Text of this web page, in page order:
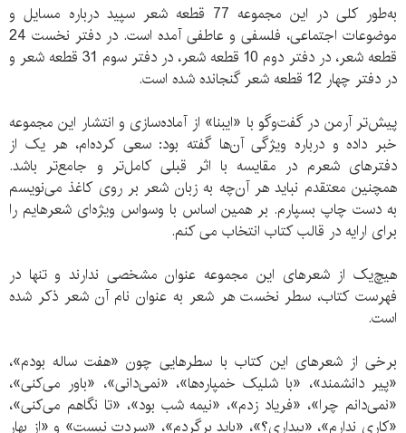
به‌طور کلی در این مجموعه 77 قطعه شعر سپید درباره مسایل و
موضوعات اجتماعی، فلسفی و عاطفی آمده است. در دفتر نخست 24
قطعه شعر، در دفتر دوم 10 قطعه شعر، در دفتر سوم 31 قطعه شعر و
در دفتر چهار 12 قطعه شعر گنجانده شده است.
پیش‌تر آرمن در گفت‌و‌گو با «ایبنا» از آماده‌سازی و انتشار این مجموعه
خبر داده و درباره ویژگی‌ آن‌ها گفته بود: سعی کرده‌ام، هر یک از
دفترهای شعرم در مقایسه با اثر قبلی کامل‌تر و جامع‌تر باشد.
همچنین معتقدم نباید هر آن‌چه به زبان شعر بر روی کاغذ می‌نویسم
به دست چاپ بسپارم. بر همین اساس با وسواس ویژه‌ای شعرهایم را
برای ارایه در قالب کتاب انتخاب می کنم.
هیچ‌یک از شعرهای این مجموعه عنوان مشخصی ندارند و تنها در
فهرست کتاب، سطر نخست هر شعر به عنوان نام آن شعر ذکر شده
است.
برخی از شعرهای این کتاب با سطرهایی چون «هفت ساله بودم»،
«پیر دانشمند»، «با شلیک خمپاره‌ها»، «نمی‌دانی»، «باور می‌کنی»،
«نمی‌دانم چرا»، «فریاد زدم»، «نیمه شب بود»، «تا نگاهم می‌کنی»،
«کاری ندارم»، «بیداری؟»، «باید برگردم»، «سردت نیست» و «از بهار